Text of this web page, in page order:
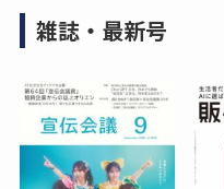
雑誌・最新号